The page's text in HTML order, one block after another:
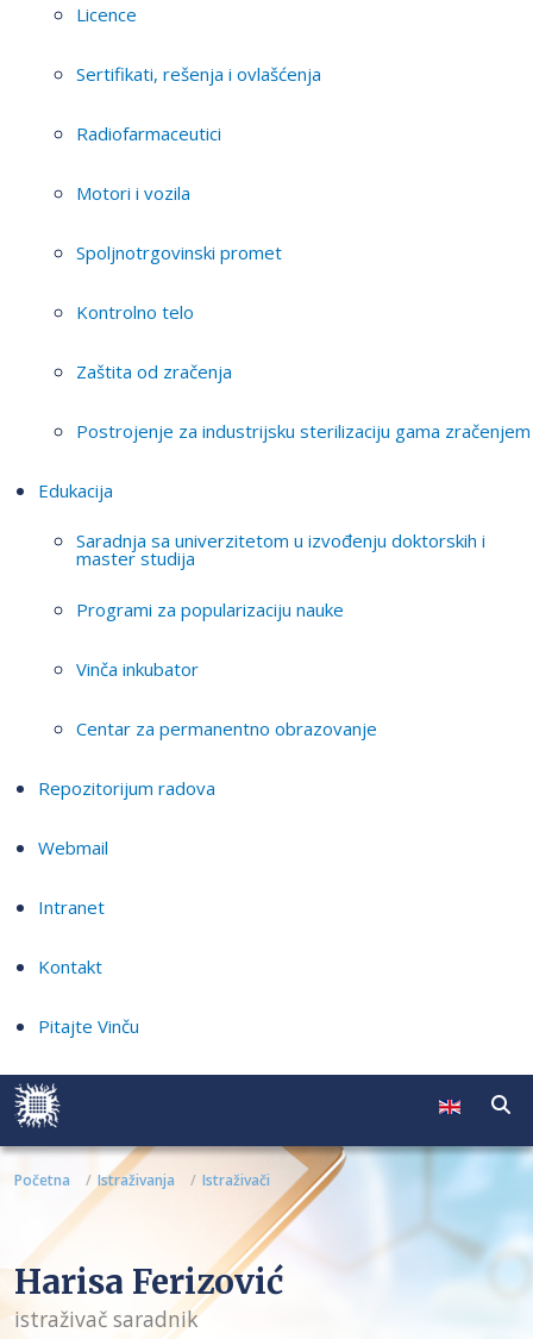
Licence
Sertifikati, rešenja i ovlašćenja
Radiofarmaceutici
Motori i vozila
Spoljnotrgovinski promet
Kontrolno telo
Zaštita od zračenja
Postrojenje za industrijsku sterilizaciju gama zračenjem
Edukacija
Saradnja sa univerzitetom u izvođenju doktorskih i
master studija
Programi za popularizaciju nauke
Vinča inkubator
Centar za permanentno obrazovanje
Repozitorijum radova
Webmail
Intranet
Kontakt
Pitajte Vinču
Početna Istraživanja Istraživači
Harisa Ferizović
istraživač saradnik